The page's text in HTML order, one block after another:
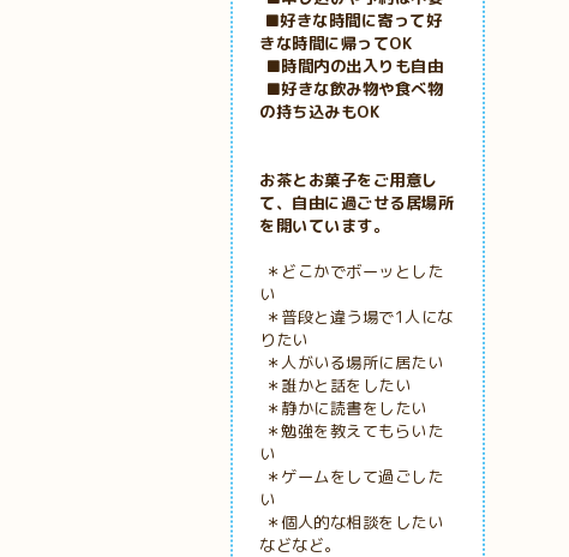
■好きな時間に寄って好
きな時間に帰ってOK
■時間内の出入りも自由
■好きな飲み物や食べ物
の持ち込みもOK
お茶とお菓子をご用意し
て、自由に過ごせる居場所
を開いています。
＊どこかでボーッとした
い
＊普段と違う場で1人にな
りたい
＊人がいる場所に居たい
＊誰かと話をしたい
＊静かに読書をしたい
＊勉強を教えてもらいた
い
＊ゲームをして過ごした
い
＊個人的な相談をしたい
などなど。